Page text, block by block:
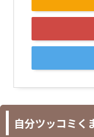
自分ツッコミく